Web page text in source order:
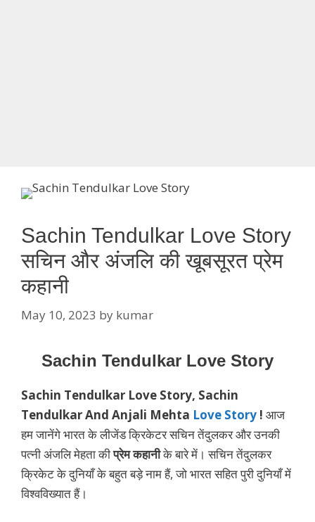
Sachin Tendulkar Love Story
सचिन और अंजलि की खूबसूरत प्रेम
कहानी
May 10, 2023 by kumar
Sachin Tendulkar Love Story
Sachin Tendulkar Love Story, Sachin
Tendulkar And Anjali Mehta Love Story ! आज
हम जानेंगे भारत के लीजेंड क्रिकेटर सचिन तेंदुलकर और उनकी
पत्नी अंजलि मेहता कीप्रेम कहानीके बारे में। सचिन तेंदुलकर
क्रिकेट के दुनियाँ के बहुत बड़े नाम हैं, जो भारत सहित पुरी दुनियाँ में
विश्वविख्यात हैं।